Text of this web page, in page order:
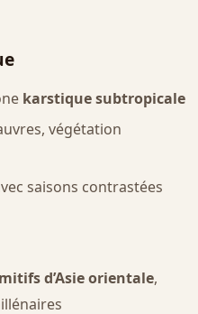
karstique subtropicale
végétation
saisons contrastées
d’Asie orientale,